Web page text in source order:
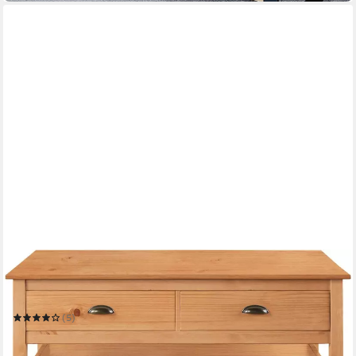
OTTO HOME
Couchtisch Schröder
110 x 45 x 50 cm
(5)
206,99 € UVP399,99 €
-48%